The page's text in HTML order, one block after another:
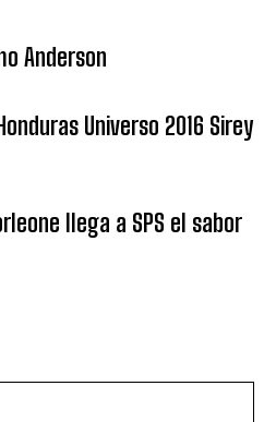
Anderson
Universo 2016 Sirey
llega a SPS el sabor